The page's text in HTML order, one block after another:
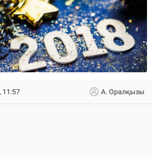
11:57 А. Оралқызы